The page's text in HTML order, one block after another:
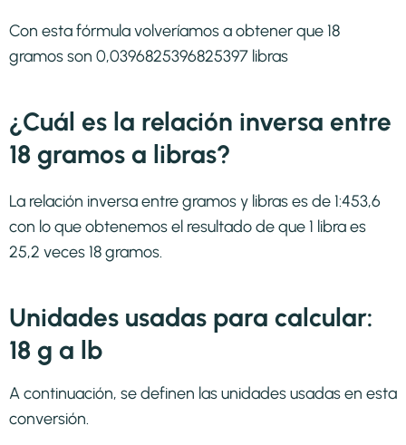
Con esta fórmula volveríamos a obtener que 18
gramos son 0,0396825396825397 libras
¿Cuál es la relación inversa entre
18 gramos a libras?
La relación inversa entre gramos y libras es de 1:453,6
con lo que obtenemos el resultado de que 1 libra es
25,2 veces 18 gramos.
Unidades usadas para calcular:
18 g a lb
A continuación, se definen las unidades usadas en esta
conversión.